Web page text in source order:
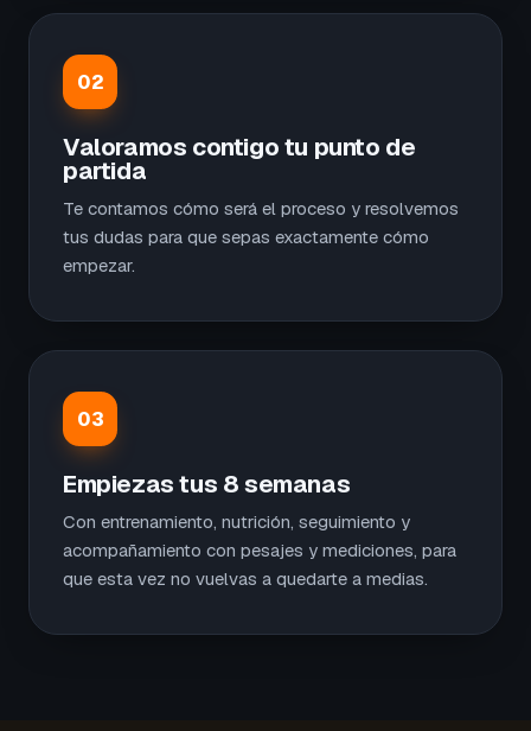
02
Valoramos contigo tu punto de
partida
Te contamos cómo será el proceso y resolvemos
tus dudas para que sepas exactamente cómo
empezar.
03
Empiezas tus 8 semanas
Con entrenamiento, nutrición, seguimiento y
acompañamiento con pesajes y mediciones, para
que esta vez no vuelvas a quedarte a medias.